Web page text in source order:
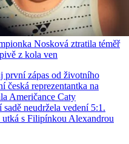
Nosková ztratila téměř
z kola ven
první zápas od životního
česká reprezentantka na
Američance Caty
neudržela vedení 5:1.
s Filipínkou Alexandrou